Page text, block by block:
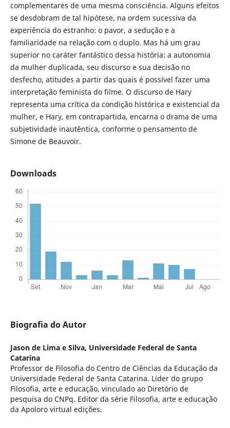
complementares de uma mesma consciência. Alguns efeitos
se desdobram de tal hipótese, na ordem sucessiva da
experiência do estranho: o pavor, a sedução e a
familiaridade na relação com o duplo. Mas há um grau
superior no caráter fantástico dessa história: a autonomia
da mulher duplicada, seu discurso e sua decisão no
desfecho, atitudes a partir das quais é possível fazer uma
interpretação feminista do filme. O discurso de Hary
representa uma crítica da condição histórica e existencial da
mulher, e Hary, em contrapartida, encarna o drama de uma
subjetividade inautêntica, conforme o pensamento de
Simone de Beauvoir.
Downloads
Biografia do Autor
Jason de Lima e Silva, Universidade Federal de Santa
Catarina
Professor de Filosofia do Centro de Ciências da Educação da
Universidade Federal de Santa Catarina. Líder do grupo
Filosofia, arte e educação, vinculado ao Diretório de
pesquisa do CNPq. Editor da série Filosofia, arte e educação
da Apoloro virtual edições.